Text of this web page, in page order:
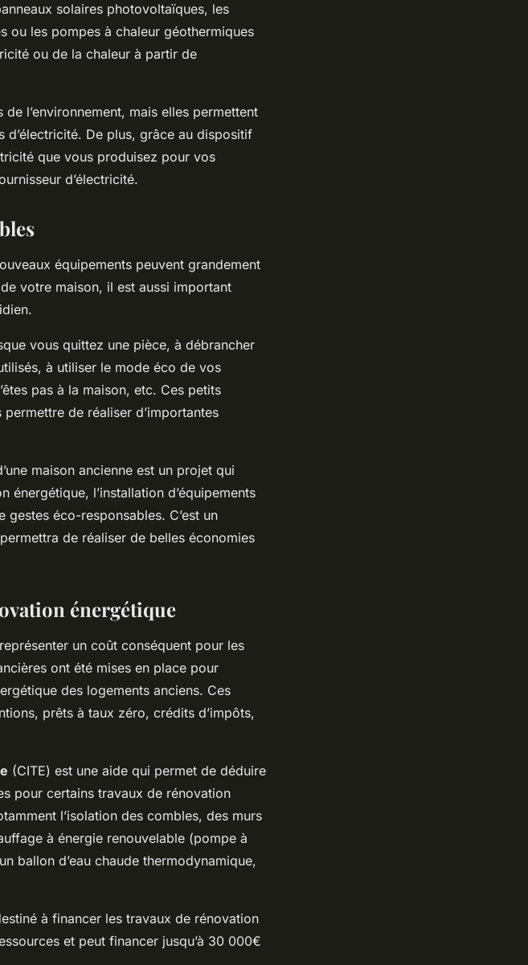
solaires photovoltaïques, les
ou les pompes à chaleur géothermiques
ou de la chaleur à partir de
l’environnement, mais elles permettent
De plus, grâce au dispositif
que vous produisez pour vos
d’électricité.
équipements peuvent grandement
votre maison, il est aussi important
vous quittez une pièce, à débrancher
à utiliser le mode éco de vos
pas à la maison, etc. Ces petits
de réaliser d’importantes
maison ancienne est un projet qui
énergétique, l’installation d’équipements
gestes éco-responsables. C’est un
de réaliser de belles économies
énergétique
un coût conséquent pour les
ont été mises en place pour
des logements anciens. Ces
prêts à taux zéro, crédits d’impôts,
(CITE) est une aide qui permet de déduire
pour certains travaux de rénovation
l’isolation des combles, des murs
à énergie renouvelable (pompe à
ballon d’eau chaude thermodynamique,
à financer les travaux de rénovation
et peut financer jusqu’à 30 000€